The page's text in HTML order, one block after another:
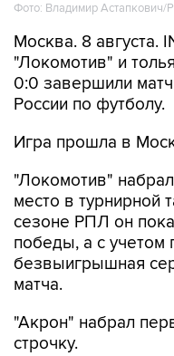
Фото: Владимир Астапкович/
Москва. 8 августа.
"Локомотив" и
0:0 завершили матч
России по футболу.
Игра прошла в
"Локомотив"
место в турнирной
сезоне РПЛ он
победы, а с
безвыигрышная
матча.
"Акрон" набрал
строчку.